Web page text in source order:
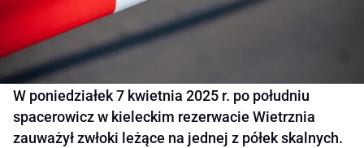
W poniedziałek 7 kwietnia 2025 r. po południu
spacerowicz w kieleckim rezerwacie Wietrznia
zauważył zwłoki leżące na jednej z półek skalnych.